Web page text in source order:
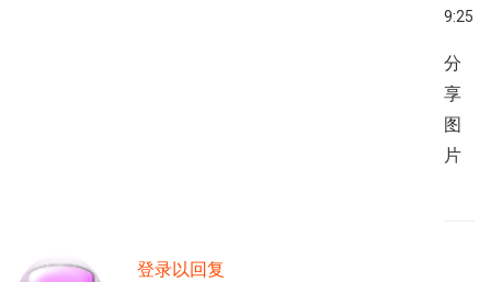
9:25
分
享
图
片
登录以回复